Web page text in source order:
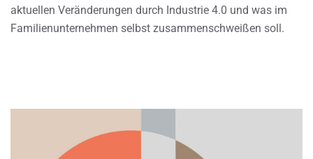
aktuellen Veränderungen durch Industrie 4.0 und was im
Familienunternehmen selbst zusammenschweißen soll.